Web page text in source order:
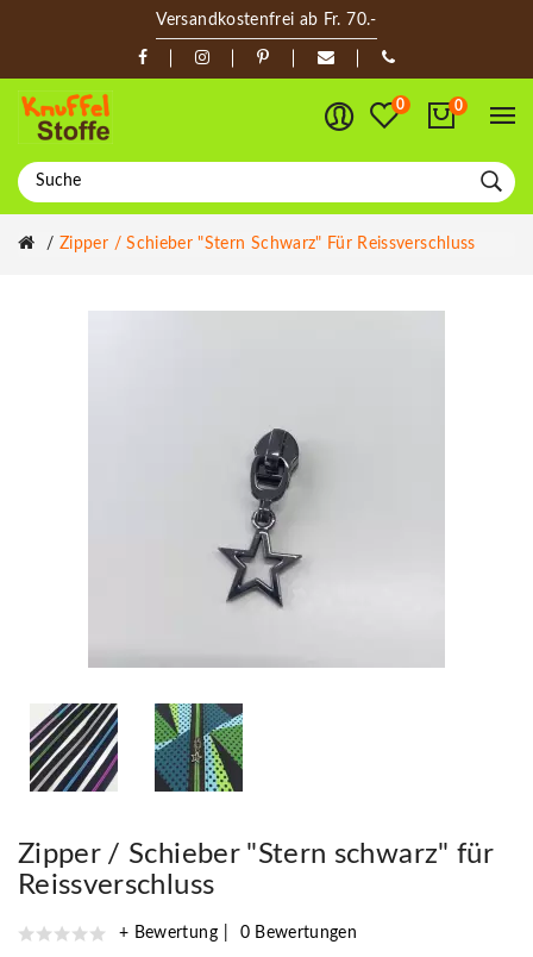
Versandkostenfrei ab Fr. 70.-
0 0
Zipper / Schieber "Stern Schwarz" Für Reissverschluss
Zipper / Schieber "Stern schwarz" für
Reissverschluss
+ Bewertung 0 Bewertungen